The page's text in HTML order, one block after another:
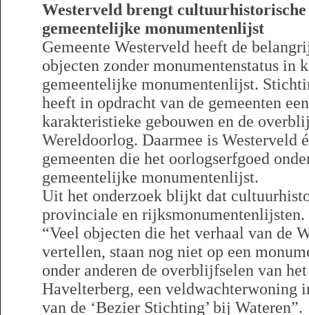
Westerveld brengt
gemeentelijke monumentenlijst
Gemeente Westerveld heeft de
objecten zonder monumentenstatus in
gemeentelijke monumentenlijst.
heeft in opdracht van de gemeenten
karakteristieke gebouwen en de
Wereldoorlog. Daarmee is Westerveld
gemeenten die het oorlogserfgoed
gemeentelijke monumentenlijst.
Uit het onderzoek blijkt dat
provinciale en
“Veel objecten die het verhaal van de
vertellen, staan nog niet op een
onder anderen de overblijfselen van
Havelterberg, een veldwachterwoning
van de ‘Bezier Stichting’ bij Wateren”.